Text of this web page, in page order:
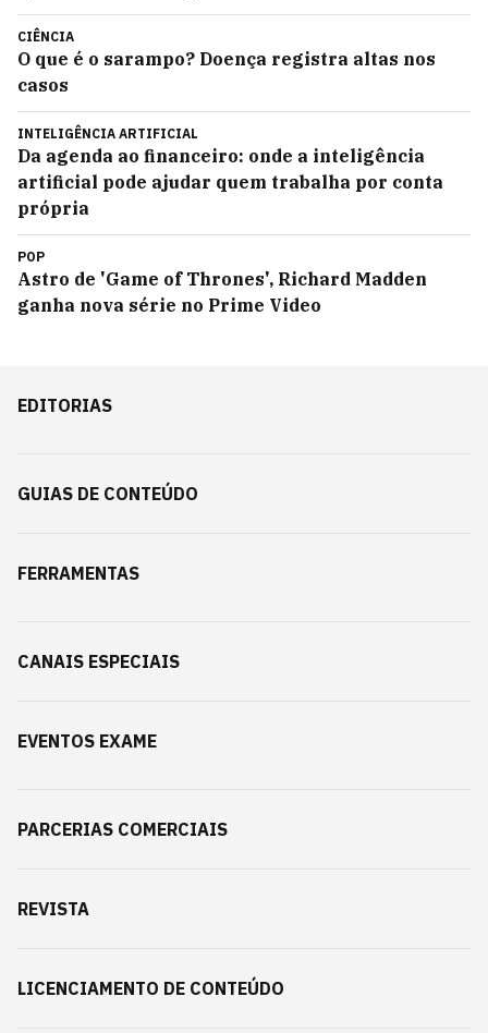
CIÊNCIA
O que é o sarampo? Doença registra altas nos
casos
INTELIGÊNCIA ARTIFICIAL
Da agenda ao financeiro: onde a inteligência
artificial pode ajudar quem trabalha por conta
própria
POP
Astro de 'Game of Thrones', Richard Madden
ganha nova série no Prime Video
EDITORIAS
GUIAS DE CONTEÚDO
FERRAMENTAS
CANAIS ESPECIAIS
EVENTOS EXAME
PARCERIAS COMERCIAIS
REVISTA
LICENCIAMENTO DE CONTEÚDO